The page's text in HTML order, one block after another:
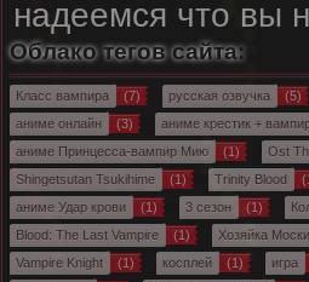
надеемся что вы
Облако тегов сайта:
Класс вампира (7) русская озвучка (5)
аниме онлайн
(3) аниме крестик +
аниме Принцесса-вампир Мию
(1) Ost
Shingetsutan Tsukihime
(1) Trinity Blood
аниме Удар крови
(1) 3 сезон (1)
Blood: The Last Vampire
(1) Хозяйка
Vampire Knight
(1) косплей (1) игра